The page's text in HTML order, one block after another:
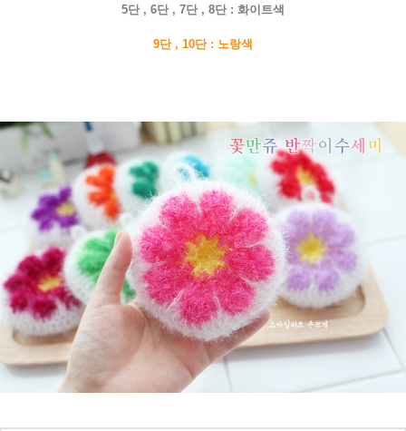
5단 , 6단 , 7단 , 8단 : 화이트색
9단 , 10단 : 노랑색